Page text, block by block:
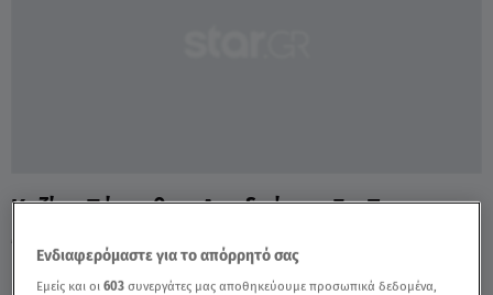
Καζίνο Πάρνηθας: Αντιδράσεις Για Τη
Μεταφορά Στο Μαρούσι - Video
Ενδιαφερόμαστε για το απόρρητό σας
Εμείς και οι603 συνεργάτες μας αποθηκεύουμε προσωπικά δεδομένα,